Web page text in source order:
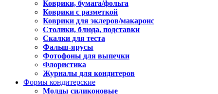
Коврики, бумага/фольга
Коврики с разметкой
Коврики для эклеров/макаронс
Столики, блюда, подставки
Скалки для теста
Фальш-ярусы
Фотофоны для выпечки
Флористика
Журналы для кондитеров
Формы кондитерские
Молды силиконовые